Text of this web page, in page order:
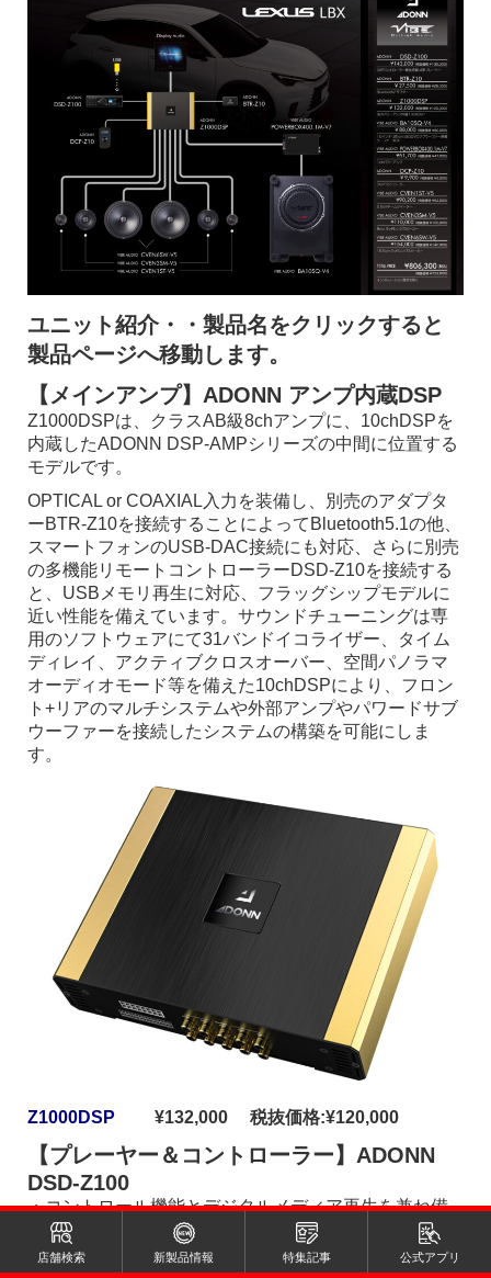
ユニット紹介・・製品名をクリックすると
製品ページへ移動します。
【メインアンプ】ADONN アンプ内蔵DSP
Z1000DSPは、クラスAB級8chアンプに、10chDSPを
内蔵したADONN DSP-AMPシリーズの中間に位置する
モデルです。
OPTICAL or COAXIAL入力を装備し、別売のアダプタ
ーBTR-Z10を接続することによってBluetooth5.1の他、
スマートフォンのUSB-DAC接続にも対応、さらに別売
の多機能リモートコントローラーDSD-Z10を接続する
と、USBメモリ再生に対応、フラッグシップモデルに
近い性能を備えています。サウンドチューニングは専
用のソフトウェアにて31バンドイコライザー、タイム
ディレイ、アクティブクロスオーバー、空間パノラマ
オーディオモード等を備えた10chDSPにより、フロン
ト+リアのマルチシステムや外部アンプやパワードサブ
ウーファーを接続したシステムの構築を可能にしま
す。
Z1000DSP ¥132,000 税抜価格:¥120,000
【プレーヤー＆コントローラー】ADONN
DSD-Z100
・コントロール機能とデジタルメディア再生を兼ね備
えたUSBプレーヤー
・USB-DAC、Bluetooth、イコライザー機能を備えた上
店舗検索 新製品情報 特集記事 公式アプリ